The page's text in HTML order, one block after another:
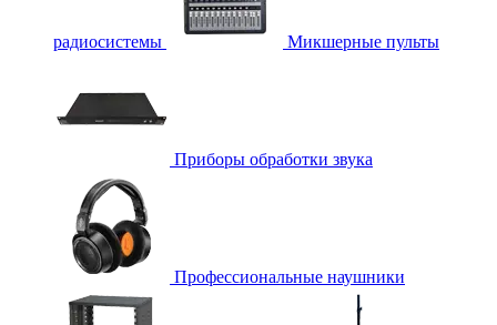
радиосистемы Микшерные пульты
Приборы обработки звука
Профессиональные наушники